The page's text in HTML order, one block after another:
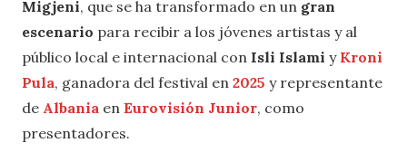
Migjeni, que se ha transformado en un gran
escenario para recibir a los jóvenes artistas y al
público local e internacional con Isli Islami y Kroni
Pula, ganadora del festival en 2025 y representante
de Albania en Eurovisión Junior, como
presentadores.